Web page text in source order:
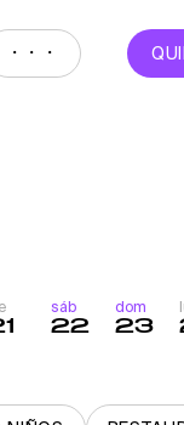
・・・
sáb
22
dom
23